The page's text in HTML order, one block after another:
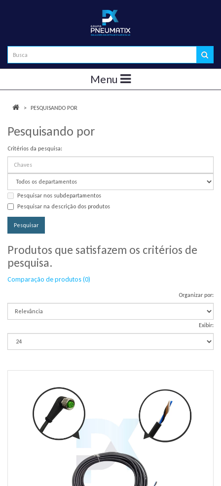
Menu
PESQUISANDO POR
Pesquisando por
Critérios da pesquisa:
Pesquisar nos subdepartamentos
Pesquisar na descrição dos produtos
Produtos que satisfazem os critérios de
pesquisa.
Comparação de produtos (0)
Organizar por:
Exibir: